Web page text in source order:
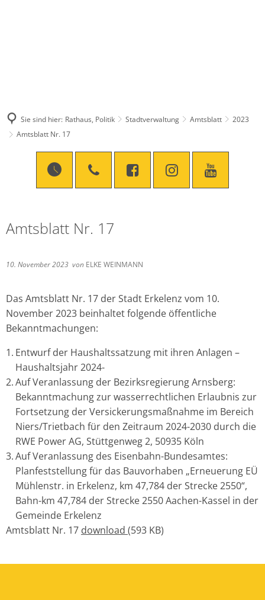
Sie sind hier: Rathaus, Politik Stadtverwaltung Amtsblatt
2023
Amtsblatt Nr. 17
Amtsblatt Nr. 17
10. November 2023 von ELKE WEINMANN
Das Amtsblatt Nr. 17 der Stadt Erkelenz vom 10.
November 2023 beinhaltet folgende öffentliche
Bekanntmachungen:
Entwurf der Haushaltssatzung mit ihren Anlagen –
Haushaltsjahr 2024-
Auf Veranlassung der Bezirksregierung Arnsberg:
Bekanntmachung zur wasserrechtlichen Erlaubnis zur
Fortsetzung der Versickerungsmaßnahme im Bereich
Niers/Trietbach für den Zeitraum 2024-2030 durch die
RWE Power AG, Stüttgenweg 2, 50935 Köln
Auf Veranlassung des Eisenbahn-Bundesamtes:
Planfeststellung für das Bauvorhaben „Erneuerung EÜ
Mühlenstr. in Erkelenz, km 47,784 der Strecke 2550“,
Bahn-km 47,784 der Strecke 2550 Aachen-Kassel in der
Gemeinde Erkelenz
Amtsblatt Nr. 17 download (593 KB)